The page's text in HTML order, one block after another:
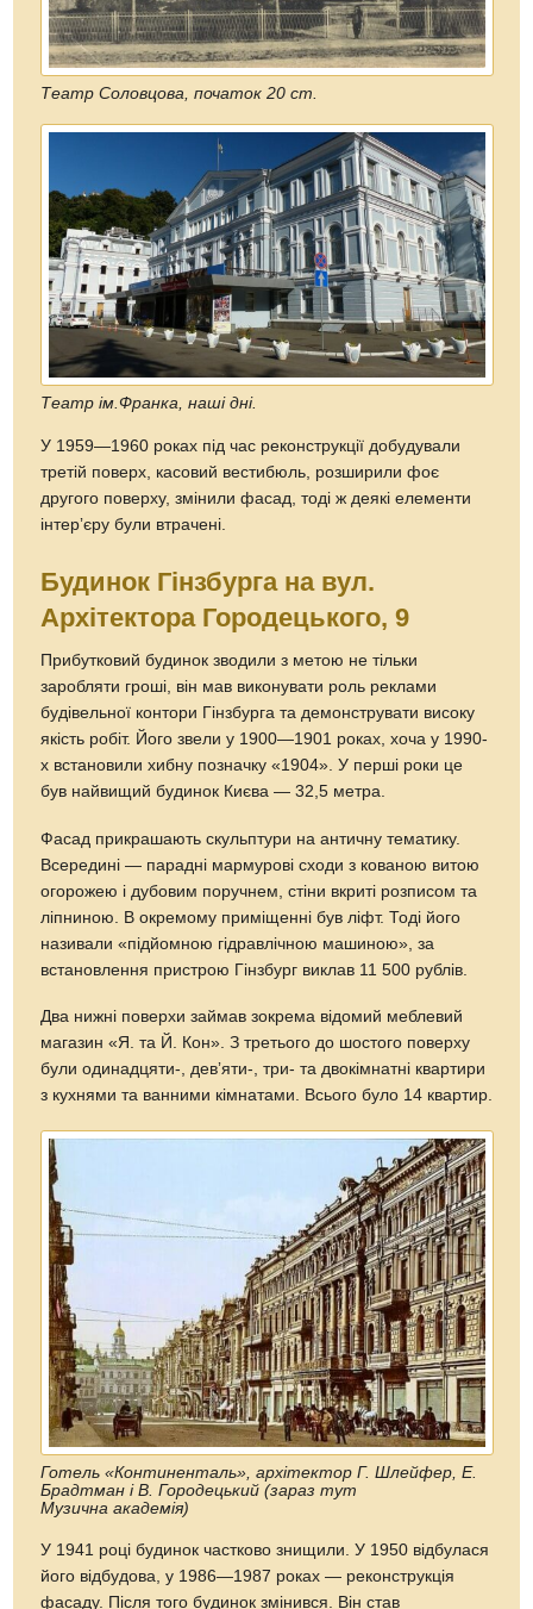
Театр Соловцова, початок 20 ст.
Театр ім.Франка, наші дні.
У 1959—1960 роках під час реконструкції добудували
третій поверх, касовий вестибюль, розширили фоє
другого поверху, змінили фасад, тоді ж деякі елементи
інтерʼєру були втрачені.
Будинок Гінзбурга на вул.
Архітектора Городецького, 9
Прибутковий будинок зводили з метою не тільки
заробляти гроші, він мав виконувати роль реклами
будівельної контори Гінзбурга та демонструвати високу
якість робіт. Його звели у 1900—1901 роках, хоча у 1990-
х встановили хибну позначку «1904». У перші роки це
був найвищий будинок Києва — 32,5 метра.
Фасад прикрашають скульптури на античну тематику.
Всередині — парадні мармурові сходи з кованою витою
огорожею і дубовим поручнем, стіни вкриті розписом та
ліпниною. В окремому приміщенні був ліфт. Тоді його
називали «підйомною гідравлічною машиною», за
встановлення пристрою Гінзбург виклав 11 500 рублів.
Два нижні поверхи займав зокрема відомий меблевий
магазин «Я. та Й. Кон». З третього до шостого поверху
були одинадцяти-, девʼяти-, три- та двокімнатні квартири
з кухнями та ванними кімнатами. Всього було 14 квартир.
Готель «Континенталь», архітектор Г. Шлейфер, Е.
Брадтман і В. Городецький (зараз тут
Музична академія)
У 1941 році будинок частково знищили. У 1950 відбулася
його відбудова, у 1986—1987 роках — реконструкція
фасаду. Після того будинок змінився. Він став